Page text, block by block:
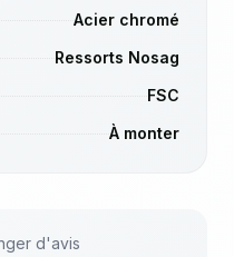
Acier chromé
Ressorts Nosag
FSC
À monter
d'avis